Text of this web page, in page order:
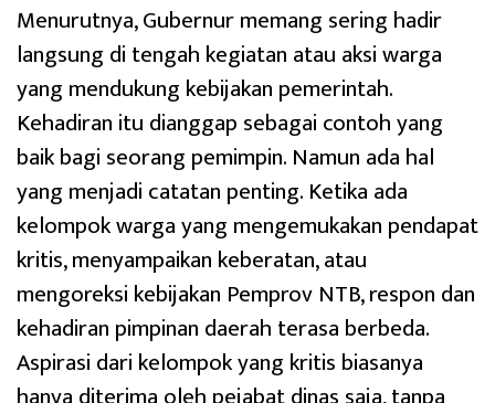
Menurutnya, Gubernur memang sering hadir
langsung di tengah kegiatan atau aksi warga
yang mendukung kebijakan pemerintah.
Kehadiran itu dianggap sebagai contoh yang
baik bagi seorang pemimpin. Namun ada hal
yang menjadi catatan penting. Ketika ada
kelompok warga yang mengemukakan pendapat
kritis, menyampaikan keberatan, atau
mengoreksi kebijakan Pemprov NTB, respon dan
kehadiran pimpinan daerah terasa berbeda.
Aspirasi dari kelompok yang kritis biasanya